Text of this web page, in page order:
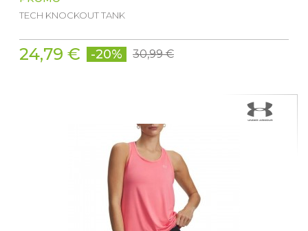
TECH KNOCKOUT TANK
24,79 € -20% 30,99 €